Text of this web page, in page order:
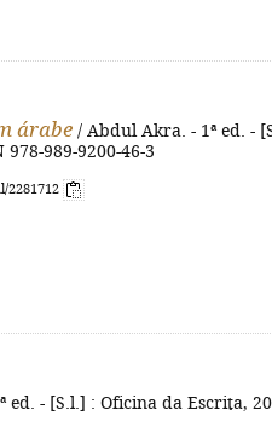
árabe / Abdul Akra. - 1ª ed. -
989-9200-46-3
ed. - [S.l.] : Oficina da Escrita,